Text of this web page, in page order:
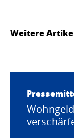
Weitere